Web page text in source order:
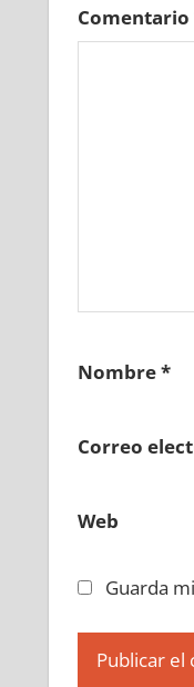
Comentario
Nombre*
Correo
Web
Guarda